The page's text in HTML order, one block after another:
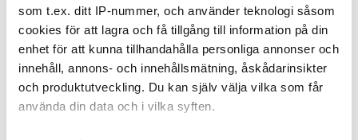
som t.ex. ditt IP-nummer, och använder teknologi såsom
cookies för att lagra och få tillgång till information på din
enhet för att kunna tillhandahålla personliga annonser och
innehåll, annons- och innehållsmätning, åskådarinsikter
och produktutveckling. Du kan själv välja vilka som får
använda din data och i vilka syften.